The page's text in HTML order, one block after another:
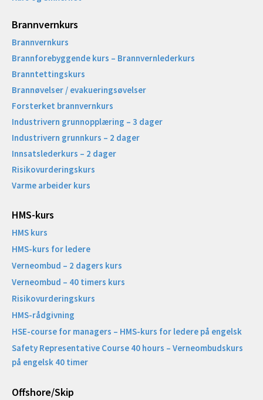
Brannvernkurs
Brannvernkurs
Brannforebyggende kurs – Brannvernlederkurs
Branntettingskurs
Brannøvelser / evakueringsøvelser
Forsterket brannvernkurs
Industrivern grunnopplæring – 3 dager
Industrivern grunnkurs – 2 dager
Innsatslederkurs – 2 dager
Risikovurderingskurs
Varme arbeider kurs
HMS-kurs
HMS kurs
HMS-kurs for ledere
Verneombud – 2 dagers kurs
Verneombud – 40 timers kurs
Risikovurderingskurs
HMS-rådgivning
HSE-course for managers – HMS-kurs for ledere på engelsk
Safety Representative Course 40 hours – Verneombudskurs
på engelsk 40 timer
Offshore/Skip​